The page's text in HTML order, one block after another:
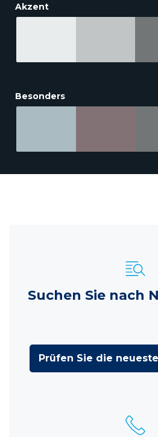
Akzent
Besonders
Suchen Sie nach
Prüfen Sie die